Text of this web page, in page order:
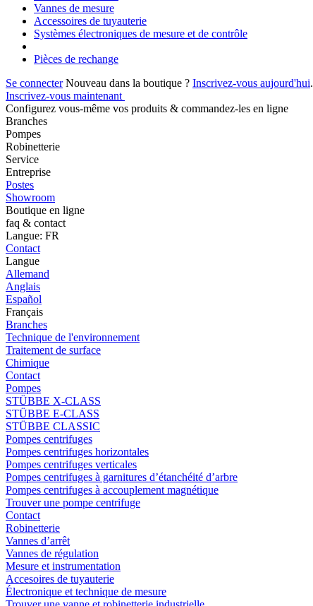
Vannes de mesure
Accessoires de tuyauterie
Systèmes électroniques de mesure et de contrôle
Pièces de rechange
Se connecter Nouveau dans la boutique ? Inscrivez-vous aujourd'hui.
Inscrivez-vous maintenant
Configurez vous-même vos produits & commandez-les en ligne
Branches
Pompes
Robinetterie
Service
Entreprise
Postes
Showroom
Boutique en ligne
faq & contact
Langue: FR
Contact
Langue
Allemand
Anglais
Español
Français
Branches
Technique de l'environnement
Traitement de surface
Chimique
Contact
Pompes
STÜBBE X-CLASS
STÜBBE E-CLASS
STÜBBE CLASSIC
Pompes centrifuges
Pompes centrifuges horizontales
Pompes centrifuges verticales
Pompes centrifuges à garnitures d’étanchéité d’arbre
Pompes centrifuges à accouplement magnétique
Trouver une pompe centrifuge
Contact
Robinetterie
Vannes d’arrêt
Vannes de régulation
Mesure et instrumentation
Accesoires de tuyauterie
Électronique et technique de mesure